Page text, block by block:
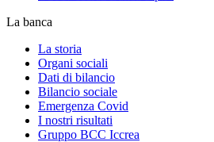
La banca
La storia
Organi sociali
Dati di bilancio
Bilancio sociale
Emergenza Covid
I nostri risultati
Gruppo BCC Iccrea